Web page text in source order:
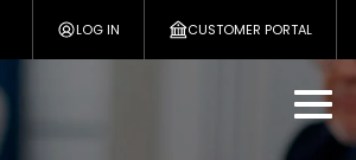
LOG IN CUSTOMER PORTAL